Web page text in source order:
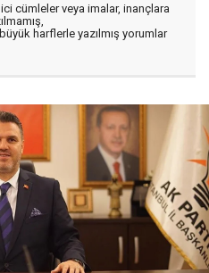
cümleler veya imalar, inançlara
harflerle yazılmış yorumlar